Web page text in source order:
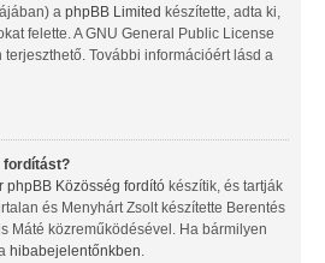
a phpBB Limited készítette, adta ki,
felette. A GNU General Public License
További információért lásd a
fordítást?
phpBB Közösség fordító készítik, és tartják
és Menyhárt Zsolt készítette Berentés
Máté közreműködésével. Ha bármilyen
hibabejelentőnkben